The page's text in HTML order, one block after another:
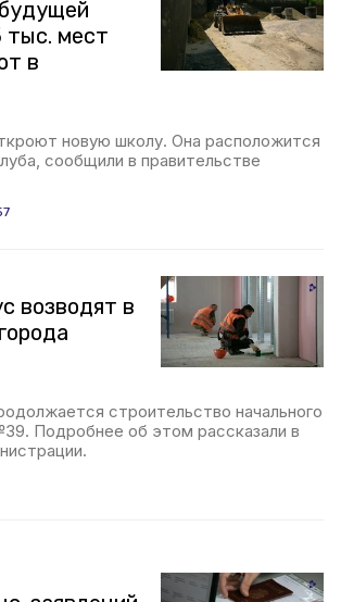
тыс. мест
в
новую школу. Она расположится
сообщили в правительстве
возводят в
строительство начального
Подробнее об этом рассказали в